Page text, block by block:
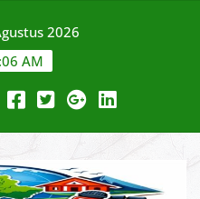
2026
AM